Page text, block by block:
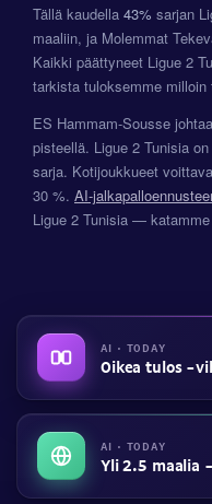
Tällä kaudella 43% sarjan
maaliin, ja Molemmat
Kaikki päättyneet Ligue 2
tarkista tuloksemme milloin
ES Hammam-Sousse
pisteellä. Ligue 2 Tunisia
sarja. Kotijoukkueet
30 %. AI-
Ligue 2 Tunisia —
AI · TODAY
Oikea tulos -
AI · TODAY
Yli 2.5 maalia